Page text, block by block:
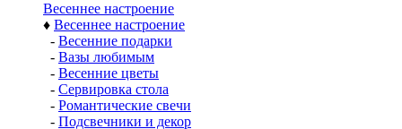
Весеннее настроение
♦ Весеннее настроение
- Весенние подарки
- Вазы любимым
- Весенние цветы
- Сервировка стола
- Романтические свечи
- Подсвечники и декор